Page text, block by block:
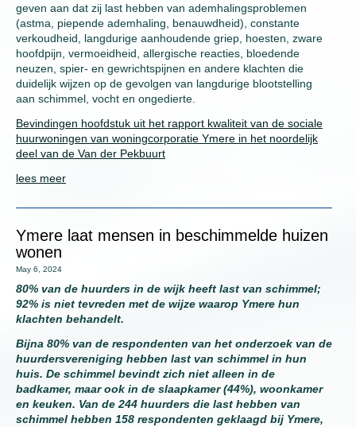
geven aan dat zij last hebben van ademhalingsproblemen
(astma, piepende ademhaling, benauwdheid), constante
verkoudheid, langdurige aanhoudende griep, hoesten, zware
hoofdpijn, vermoeidheid, allergische reacties, bloedende
neuzen, spier- en gewrichtspijnen en andere klachten die
duidelijk wijzen op de gevolgen van langdurige blootstelling
aan schimmel, vocht en ongedierte.
Bevindingen hoofdstuk uit het rapport kwaliteit van de sociale
huurwoningen van woningcorporatie Ymere in het noordelijk
deel van de Van der Pekbuurt
lees meer
Ymere laat mensen in beschimmelde huizen
wonen
May 6, 2024
80% van de huurders in de wijk heeft last van schimmel;
92% is niet tevreden met de wijze waarop Ymere hun
klachten behandelt.
Bijna 80% van de respondenten van het onderzoek van de
huurdersvereniging hebben last van schimmel in hun
huis. De schimmel bevindt zich niet alleen in de
badkamer, maar ook in de slaapkamer (44%), woonkamer
en keuken. Van de 244 huurders die last hebben van
schimmel hebben 158 respondenten geklaagd bij Ymere,